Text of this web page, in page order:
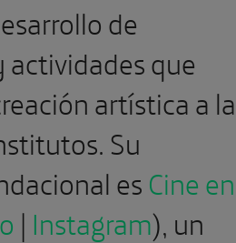
de
actividades que
artística a
Su
esCine en
| Instagram), un